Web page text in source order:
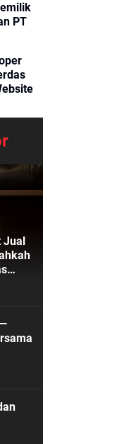
PT
Jual